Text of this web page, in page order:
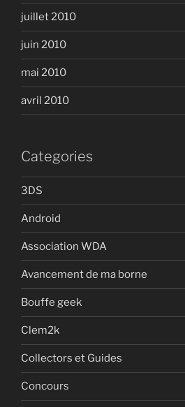
juillet 2010
juin 2010
mai 2010
avril 2010
Categories
3DS
Android
Association WDA
Avancement de ma borne
Bouffe geek
Clem2k
Collectors et Guides
Concours